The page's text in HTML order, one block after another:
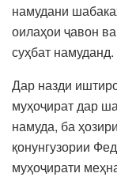
намудани
оилаҳои ҷавон
суҳбат намуданд.
Дар назди
муҳоҷират дар
намуда, ба
қонунгузории
муҳоҷирати